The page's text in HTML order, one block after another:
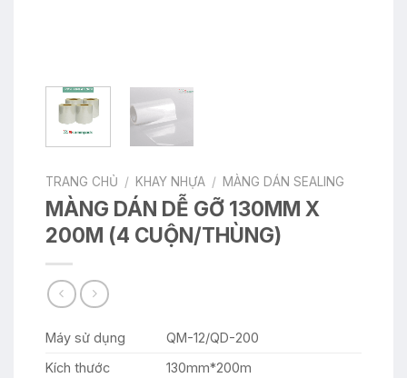
TRANG CHỦ / KHAY NHỰA / MÀNG DÁN SEALING
MÀNG DÁN DỄ GỠ 130MM X
200M (4 CUỘN/THÙNG)
Máy sử dụng
QM-12/QD-200
Kích thước
130mm*200m